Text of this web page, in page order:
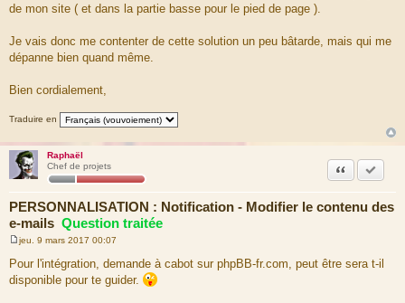
de mon site ( et dans la partie basse pour le pied de page ).
Je vais donc me contenter de cette solution un peu bâtarde, mais qui me
dépanne bien quand même.
Bien cordialement,
Traduire en
Raphaël
Chef de projets
PERSONNALISATION : Notification - Modifier le contenu des
e-mails Question traitée
Citation
M
s
s
jeu. 9 mars 2017 00:07
Pour l'intégration, demande à cabot sur phpBB-fr.com, peut être sera t-il
disponible pour te guider.